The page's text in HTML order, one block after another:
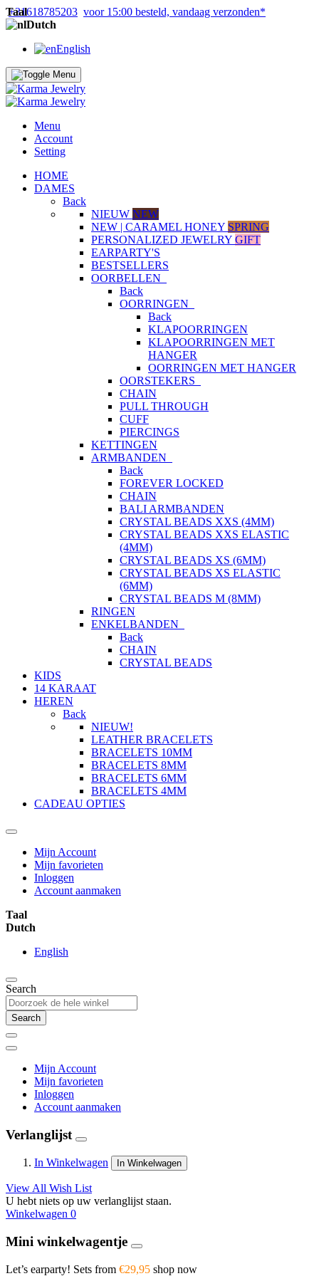
+31618785203 voor 15:00 besteld, vandaag verzonden*
Taal
Dutch
English
Menu
Account
Setting
HOME
DAMES
Back
NIEUW NEW
NEW | CARAMEL HONEY SPRING
PERSONALIZED JEWELRY GIFT
EARPARTY'S
BESTSELLERS
OORBELLEN
Back
OORRINGEN
Back
KLAPOORRINGEN
KLAPOORRINGEN MET
HANGER
OORRINGEN MET HANGER
OORSTEKERS
CHAIN
PULL THROUGH
CUFF
PIERCINGS
KETTINGEN
ARMBANDEN
Back
FOREVER LOCKED
CHAIN
BALI ARMBANDEN
CRYSTAL BEADS XXS (4MM)
CRYSTAL BEADS XXS ELASTIC
(4MM)
CRYSTAL BEADS XS (6MM)
CRYSTAL BEADS XS ELASTIC
(6MM)
CRYSTAL BEADS M (8MM)
RINGEN
ENKELBANDEN
Back
CHAIN
CRYSTAL BEADS
KIDS
14 KARAAT
HEREN
Back
NIEUW!
LEATHER BRACELETS
BRACELETS 10MM
BRACELETS 8MM
BRACELETS 6MM
BRACELETS 4MM
CADEAU OPTIES
Mijn Account
Mijn favorieten
Inloggen
Account aanmaken
Taal
Dutch
English
Search
Search
Mijn Account
Mijn favorieten
Inloggen
Account aanmaken
Verlanglijst
In Winkelwagen In Winkelwagen
View All Wish List
U hebt niets op uw verlanglijst staan.
Winkelwagen 0
Mini winkelwagentje
Let’s earparty! Sets from €29,95 shop now